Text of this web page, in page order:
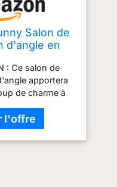
Salon de
d'angle en
avec 2
d'angle 2
+ 1 canapé
1 Place +
Basse
Inclus
en Aluminium
: Ce salon de
apportera
de charme à
sa place sur
jardin, votre
et pourquoi pas